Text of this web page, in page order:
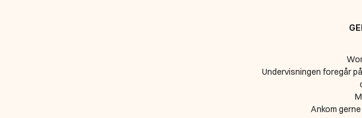
Undervisningen foregår
Ankom